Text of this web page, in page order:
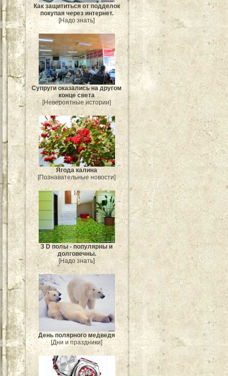
Как защититься от подделок
покупая через интернет.
[Надо знать]
Супруги оказались на другом
конце света
[Невероятные истории]
Ягода калина
[Познавательные новости]
3 D полы - популярны и
долговечны.
[Надо знать]
День полярного медведя
[Дни и праздники]